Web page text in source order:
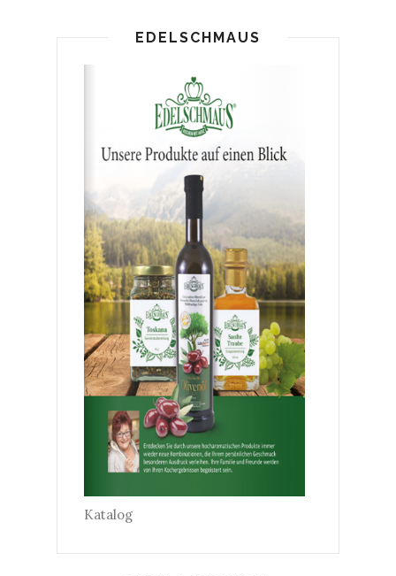
EDELSCHMAUS
Katalog